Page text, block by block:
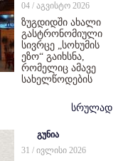
04 / აგვისტო 2026
ზუგდიდში ახალი
გასტრონომიული
სივრცე „სოხუმის
ეზო“ გაიხსნა,
რომელიც ამავე
სახელწოდების
სრულად
გუნია
31 / ივლისი 2026